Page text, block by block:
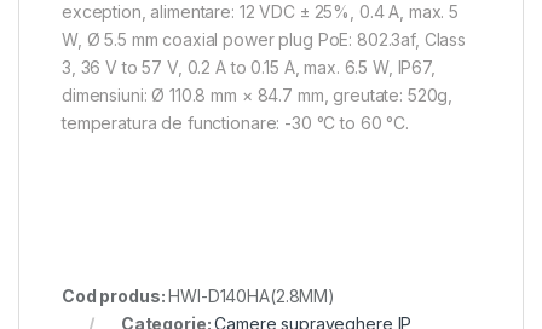
exception, alimentare: 12 VDC ± 25%, 0.4 A, max. 5
W, Ø 5.5 mm coaxial power plug PoE: 802.3af, Class
3, 36 V to 57 V, 0.2 A to 0.15 A, max. 6.5 W, IP67,
dimensiuni: Ø 110.8 mm × 84.7 mm, greutate: 520g,
temperatura de functionare: -30 °C to 60 °C.
Cod produs:HWI-D140HA(2.8MM)
Categorie:Camere supraveghere IP